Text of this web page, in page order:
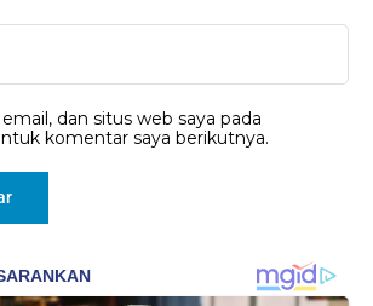
dan situs web saya pada
komentar saya berikutnya.